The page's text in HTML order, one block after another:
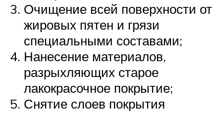
Очищение всей поверхности от
жировых пятен и грязи
специальными составами;
Нанесение материалов,
разрыхляющих старое
лакокрасочное покрытие;
Снятие слоев покрытия